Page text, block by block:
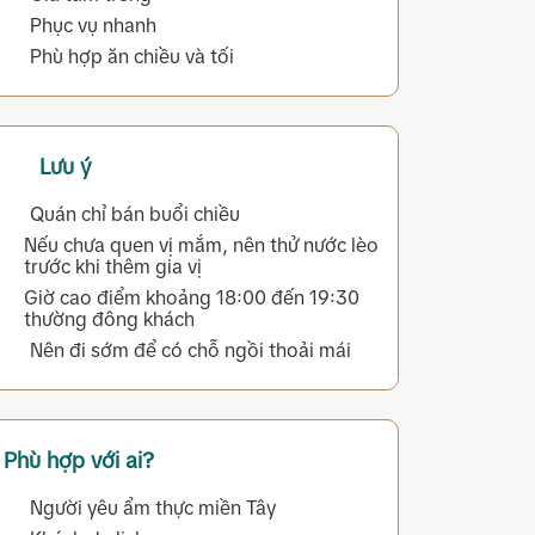
Phục vụ nhanh
Phù hợp ăn chiều và tối
Lưu ý
Quán chỉ bán buổi chiều
Nếu chưa quen vị mắm, nên thử nước lèo
trước khi thêm gia vị
Giờ cao điểm khoảng 18:00 đến 19:30
thường đông khách
Nên đi sớm để có chỗ ngồi thoải mái
Phù hợp với ai?
Người yêu ẩm thực miền Tây